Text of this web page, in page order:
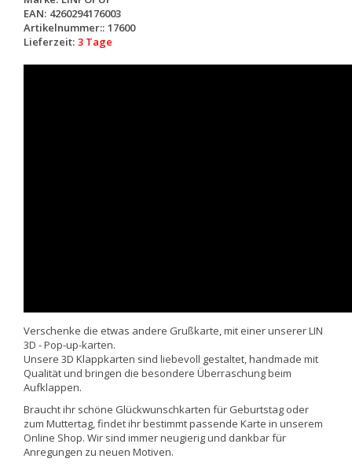
EAN: 4260294176003
Artikelnummer:: 17600
Lieferzeit: 3 Tage
Verschenke die etwas andere Grußkarte, mit einer unserer LIN
3D - Pop-up-karten.
Unsere 3D Klappkarten sind liebevoll gestaltet, handmade mit
Qualität und bringen die besondere Überraschung beim
Aufklappen.
Braucht ihr schöne Glückwunschkarten für Geburtstag oder
zum Muttertag, findet ihr bestimmt passende Karte in unserem
Online Shop. Wir sind immer neugierig und dankbar für
Anregungen zu neuen Motiven.